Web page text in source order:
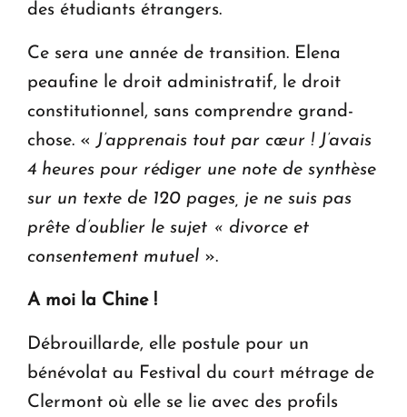
des étudiants étrangers.
Ce sera une année de transition. Elena
peaufine le droit administratif, le droit
constitutionnel, sans comprendre grand-
chose. « J’apprenais tout par cœur ! J’avais
4 heures pour rédiger une note de synthèse
sur un texte de 120 pages, je ne suis pas
prête d’oublier le sujet « divorce et
consentement mutuel ».
A moi la Chine !
Débrouillarde, elle postule pour un
bénévolat au Festival du court métrage de
Clermont où elle se lie avec des profils